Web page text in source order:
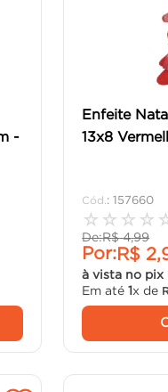
-
Enfeite
13x8
:157660
☆ ☆ ☆ ☆
De:R$ 4,99
Por:R$ 2,
à vista no pix
Em até1x de